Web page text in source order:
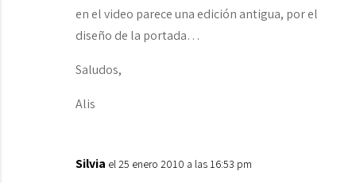
en el video parece una edición antigua, por el
diseño de la portada…
Saludos,
Alis
Silvia el 25 enero 2010 a las 16:53 pm